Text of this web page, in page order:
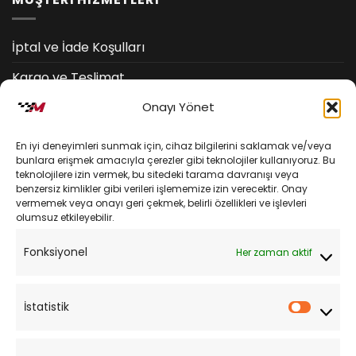
Onayı Yönet
En iyi deneyimleri sunmak için, cihaz bilgilerini saklamak ve/veya
bunlara erişmek amacıyla çerezler gibi teknolojiler kullanıyoruz. Bu
teknolojilere izin vermek, bu sitedeki tarama davranışı veya
benzersiz kimlikler gibi verileri işlememize izin verecektir. Onay
vermemek veya onayı geri çekmek, belirli özellikleri ve işlevleri
olumsuz etkileyebilir.
Fonksiyonel Her zaman aktif
İstatistik
İptal ve İade Koşulları
Kargo ve Teslimat
Kişisel Verilerin Korunması
Mesafeli Satış Sözleşmesi
YARDIM
Sipariş Takibi